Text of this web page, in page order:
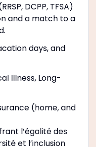
DCPP, TFSA)
and a match to a
days, and
Illness, Long-
(home, and
l’égalité des
et l’inclusion